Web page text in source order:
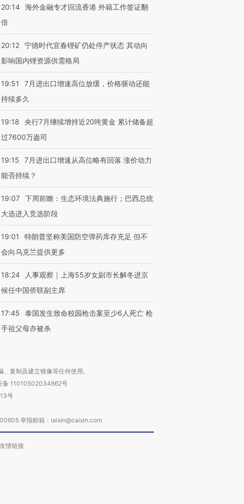
20:14 海外金融专才回流香港 外籍工作签证翻
倍
20:12 宁德时代宜春锂矿仍处停产状态 其动向
影响国内锂资源供需格局
19:51
7月进出口增速高位放缓，价格驱动还能
持续多久
19:18
央行7月继续增持近20吨黄金 累计储备超
过7600万盎司
19:15
7月进出口增速从高位略有回落 涨价动力
能否持续？
19:07 下周前瞻：生态环境法典施行；巴西总统
大选进入竞选阶段
19:01
特朗普坚称美国防空弹药库存充足 但不
会向乌克兰提供更多
18:24
人事观察｜上海55岁女副市长解冬进京
候任中国侨联副主席
17:45
泰国发生致命校园枪击案至少6人死亡 枪
手祖父母亦被杀
复制及建立镜像等任何使用。
备 11010502034662号
号
举报邮箱：laixin@caixin.com
友情链接